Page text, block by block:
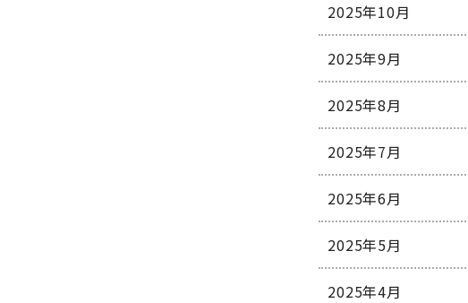
2025年10月
2025年9月
2025年8月
2025年7月
2025年6月
2025年5月
2025年4月